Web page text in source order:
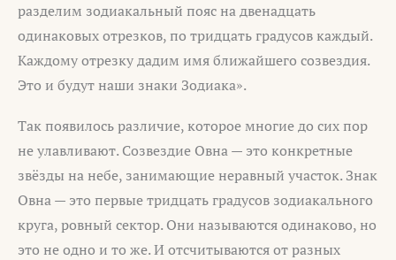
разделим зодиакальный пояс на двенадцать
одинаковых отрезков, по тридцать градусов каждый.
Каждому отрезку дадим имя ближайшего созвездия.
Это и будут наши знаки Зодиака».
Так появилось различие, которое многие до сих пор
не улавливают. Созвездие Овна — это конкретные
звёзды на небе, занимающие неравный участок. Знак
Овна — это первые тридцать градусов зодиакального
круга, ровный сектор. Они называются одинаково, но
это не одно и то же. И отсчитываются от разных